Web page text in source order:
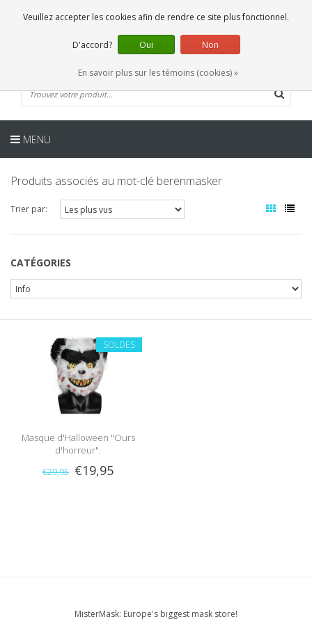
0 Articles
FR
MENU
Produits associés au mot-clé berenmasker
Trier par:
CATÉGORIES
SOLDES
Masque d'Halloween "Ours
d'horreur".
€29,95 €19,95
MisterMask: Europe's biggest mask store!
Veuillez accepter les cookies afin de rendre ce site plus fonctionnel.
D'accord? Oui Non
En savoir plus sur les témoins (cookies) »